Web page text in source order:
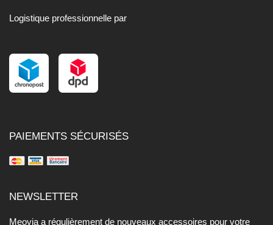
Logistique professionnelle par
PAIEMENTS SÉCURISÉS
NEWSLETTER
Meovia a régulièrement de nouveaux accessoires pour votre